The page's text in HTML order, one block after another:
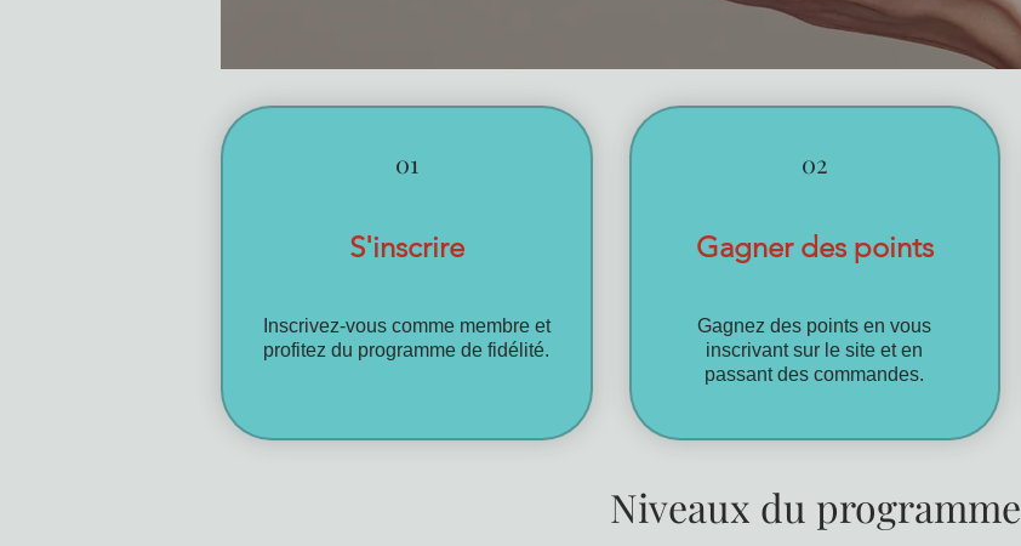
01
S'inscrire
Inscrivez-vous comme membre et
profitez du programme de fidélité.
02
Gagner des points
Gagnez des points en vous
inscrivant sur le site et en
passant des commandes.
Niveaux du programme